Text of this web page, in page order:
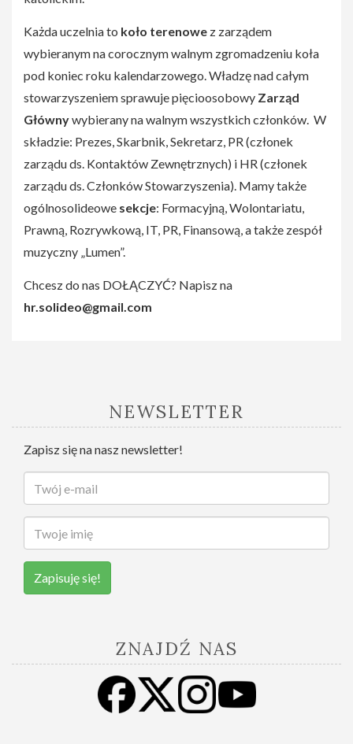
Każda uczelnia to koło terenowe z zarządem
wybieranym na corocznym walnym zgromadzeniu koła
pod koniec roku kalendarzowego. Władzę nad całym
stowarzyszeniem sprawuje pięcioosobowy Zarząd
Głównywybierany na walnym wszystkich członków. W
składzie: Prezes, Skarbnik, Sekretarz, PR (członek
zarządu ds. Kontaktów Zewnętrznych) i HR (członek
zarządu ds. Członków Stowarzyszenia). Mamy także
ogólnosolideowe sekcje: Formacyjną, Wolontariatu,
Prawną, Rozrywkową, IT, PR, Finansową, a także zespół
muzyczny „Lumen”.
Chcesz do nas DOŁĄCZYĆ? Napisz na
hr.solideo@gmail.com
NEWSLETTER
Zapisz się na nasz newsletter!
Zapisuję się!
ZNAJDŹ NAS